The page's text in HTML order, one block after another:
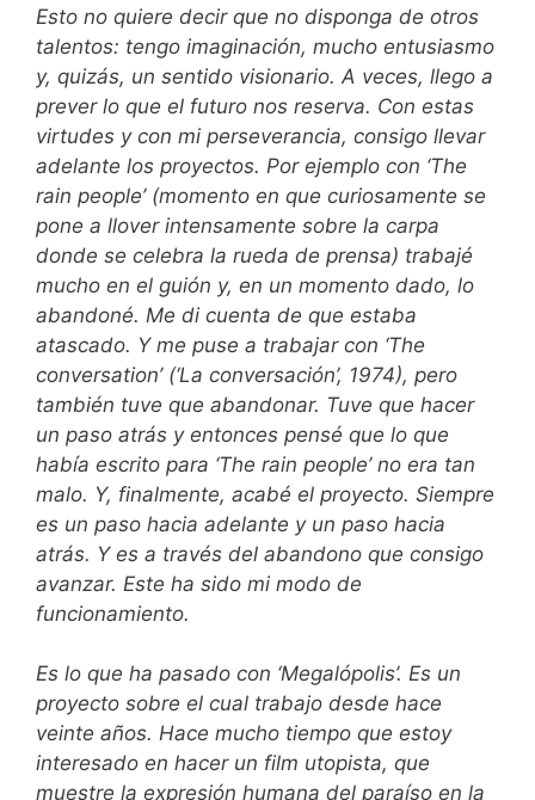
Esto no quiere decir que no disponga de otros
talentos: tengo imaginación, mucho entusiasmo
y, quizás, un sentido visionario. A veces, llego a
prever lo que el futuro nos reserva. Con estas
virtudes y con mi perseverancia, consigo llevar
adelante los proyectos. Por ejemplo con ‘The
rain people’ (momento en que curiosamente se
pone a llover intensamente sobre la carpa
donde se celebra la rueda de prensa) trabajé
mucho en el guión y, en un momento dado, lo
abandoné. Me di cuenta de que estaba
atascado. Y me puse a trabajar con ‘The
conversation’ (‘La conversación’, 1974), pero
también tuve que abandonar. Tuve que hacer
un paso atrás y entonces pensé que lo que
había escrito para ‘The rain people’ no era tan
malo. Y, finalmente, acabé el proyecto. Siempre
es un paso hacia adelante y un paso hacia
atrás. Y es a través del abandono que consigo
avanzar. Este ha sido mi modo de
funcionamiento.
Es lo que ha pasado con ‘Megalópolis’. Es un
proyecto sobre el cual trabajo desde hace
veinte años. Hace mucho tiempo que estoy
interesado en hacer un film utopista, que
muestre la expresión humana del paraíso en la